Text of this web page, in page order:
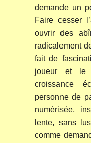
demande un
Faire cesser
ouvrir des
radicalement
fait de
joueur et le
croissance
personne de
numérisée,
lente, sans
comme